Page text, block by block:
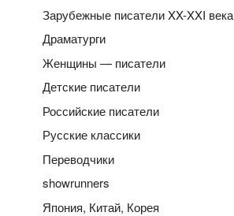
Зарубежные писатели XX-XXI века
Драматурги
Женщины — писатели
Детские писатели
Российские писатели
Русские классики
Переводчики
showrunners
Япония, Китай, Корея